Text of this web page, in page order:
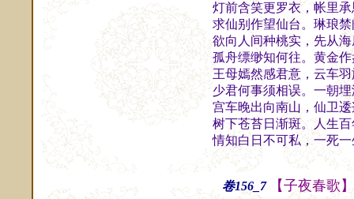
灯前含笑更罗衣，帐里
求仙别作望仙台。琳琅
欲向人间种桃实，先从
孤舟缥缈知何往。黄金
王母嫣然感君意，云车
少君何事须相误。一朝
宫车晚出向南山，仙卫
树下苍苔日渐斑。人生
情知白日不可私，一死
卷156_7 【子夜春歌】